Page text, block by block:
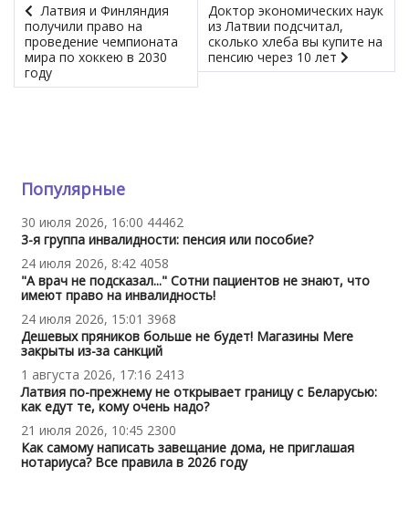
Латвия и Финляндия
получили право на
проведение чемпионата
мира по хоккею в 2030
году
Доктор экономических наук
из Латвии подсчитал,
сколько хлеба вы купите на
пенсию через 10 лет
Популярные
30 июля 2026, 16:00 44462
3-я группа инвалидности: пенсия или пособие?
24 июля 2026, 8:42 4058
"А врач не подсказал..." Сотни пациентов не знают, что
имеют право на инвалидность!
24 июля 2026, 15:01 3968
Дешевых пряников больше не будет! Магазины Mere
закрыты из-за санкций
1 августа 2026, 17:16 2413
Латвия по-прежнему не открывает границу с Беларусью:
как едут те, кому очень надо?
21 июля 2026, 10:45 2300
Как самому написать завещание дома, не приглашая
нотариуса? Все правила в 2026 году